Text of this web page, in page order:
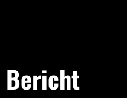
Bericht